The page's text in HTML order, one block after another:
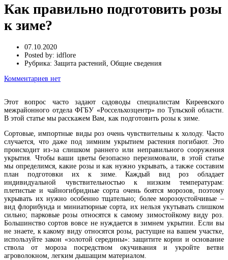
Как правильно подготовить розы
к зиме?
07.10.2020
Posted by: idflore
Рубрика: Защита растений, Общие сведения
Комментариев нет
Этот вопрос часто задают садоводы специалистам Киреевского
межрайонного отдела ФГБУ «Россельхозцентр» по Тульской области.
В этой статье мы расскажем Вам, как подготовить розы к зиме.
Сортовые, импортные виды роз очень чувствительны к холоду. Часто
случается, что даже под зимним укрытием растения погибают. Это
происходит из-за слишком раннего или неправильного сооружения
укрытия. Чтобы ваши цветы безопасно перезимовали, в этой статье
мы определимся, какие розы и как нужно укрывать, а также составим
план подготовки их к зиме. Каждый вид роз обладает
индивидуальной чувствительностью к низким температурам:
плетистые и чайногибридные сорта очень боятся морозов, поэтому
укрывать их нужно особенно тщательно; более морозоустойчивые –
вид флорибунда и миниатюрные сорта, их нельзя укутывать слишком
сильно; парковые розы относятся к самому зимостойкому виду роз.
Большинство сортов вовсе не нуждается в зимнем укрытии. Если вы
не знаете, к какому виду относятся розы, растущие на вашем участке,
используйте закон «золотой середины»: защитите корни и основание
ствола от мороза посредством окучивания и укройте ветви
агроволокном, легким дышащим материалом.